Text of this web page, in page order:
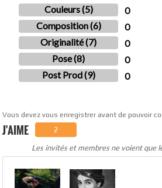
Couleurs (5)
0
Composition (6)
0
Originalité (7)
0
Pose (8)
0
Post Prod (9)
0
Vous devez vous enregistrer avant de pouvoir
J'AIME 2
Les invités et membres ne voient que
.